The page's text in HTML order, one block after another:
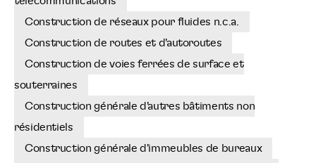
Construction de réseaux pour fluides n.c.a.
Construction de routes et d'autoroutes
Construction de voies ferrées de surface et
souterraines
Construction générale d'autres bâtiments non
résidentiels
Construction générale d'immeubles de bureaux